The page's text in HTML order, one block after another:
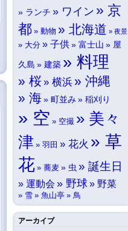
ランチ ワイン
京
都
動物 北海道 夜景
大分 子供 富士山 屋
久島 建築 料理
桜 横浜
沖縄
海
町並み 稲刈り
空 空撮
美々
津
羽田 花火
草
花
蕎麦 虫 誕生日
運動会 野球 野菜
雪 魚山亭 鳥
アーカイブ